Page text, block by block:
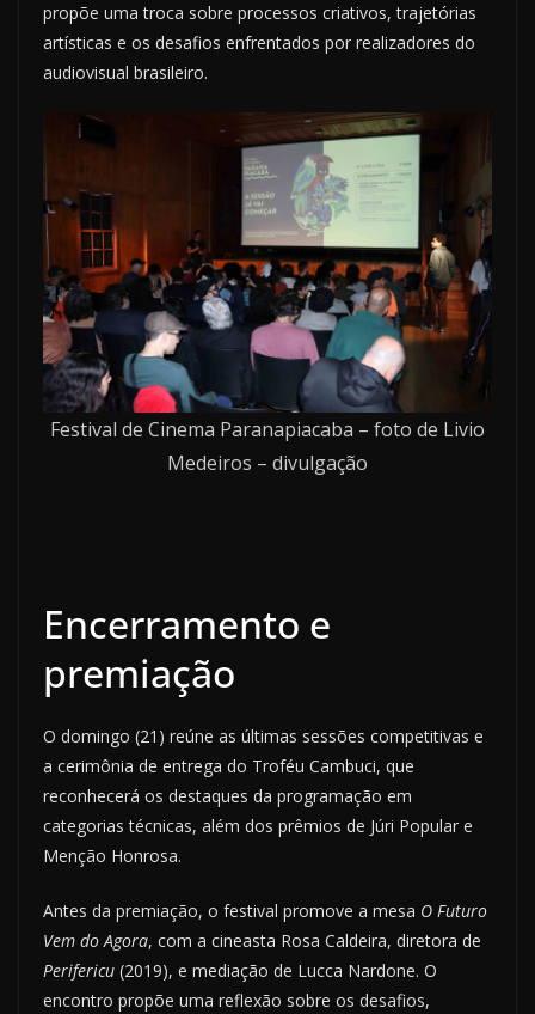
propõe uma troca sobre processos criativos, trajetórias
artísticas e os desafios enfrentados por realizadores do
audiovisual brasileiro.
Festival de Cinema Paranapiacaba – foto de Livio
Medeiros – divulgação
Encerramento e
premiação
O domingo (21) reúne as últimas sessões competitivas e
a cerimônia de entrega do Troféu Cambuci, que
reconhecerá os destaques da programação em
categorias técnicas, além dos prêmios de Júri Popular e
Menção Honrosa.
Antes da premiação, o festival promove a mesa O Futuro
Vem do Agora, com a cineasta Rosa Caldeira, diretora de
Perifericu (2019), e mediação de Lucca Nardone. O
encontro propõe uma reflexão sobre os desafios,